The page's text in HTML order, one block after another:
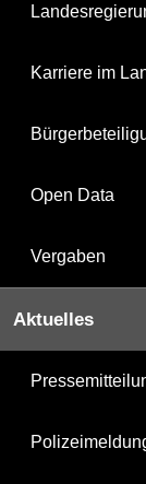
Karriere im
Open Data
Vergaben
Aktuelles